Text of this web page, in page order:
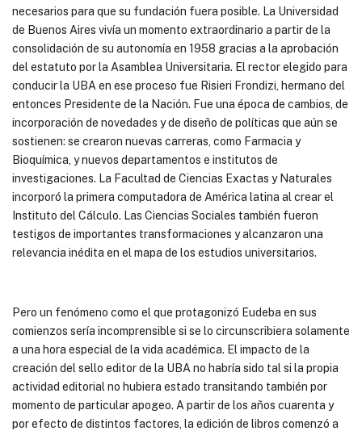
necesarios para que su fundación fuera posible. La Universidad
de Buenos Aires vivía un momento extraordinario a partir de la
consolidación de su autonomía en 1958 gracias a la aprobación
del estatuto por la Asamblea Universitaria. El rector elegido para
conducir la UBA en ese proceso fue Risieri Frondizi, hermano del
entonces Presidente de la Nación. Fue una época de cambios, de
incorporación de novedades y de diseño de políticas que aún se
sostienen: se crearon nuevas carreras, como Farmacia y
Bioquímica, y nuevos departamentos e institutos de
investigaciones. La Facultad de Ciencias Exactas y Naturales
incorporó la primera computadora de América latina al crear el
Instituto del Cálculo. Las Ciencias Sociales también fueron
testigos de importantes transformaciones y alcanzaron una
relevancia inédita en el mapa de los estudios universitarios.
Pero un fenómeno como el que protagonizó Eudeba en sus
comienzos sería incomprensible si se lo circunscribiera solamente
a una hora especial de la vida académica. El impacto de la
creación del sello editor de la UBA no habría sido tal si la propia
actividad editorial no hubiera estado transitando también por
momento de particular apogeo. A partir de los años cuarenta y
por efecto de distintos factores, la edición de libros comenzó a